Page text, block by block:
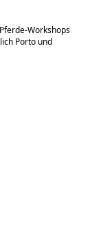
Workshops
Porto und